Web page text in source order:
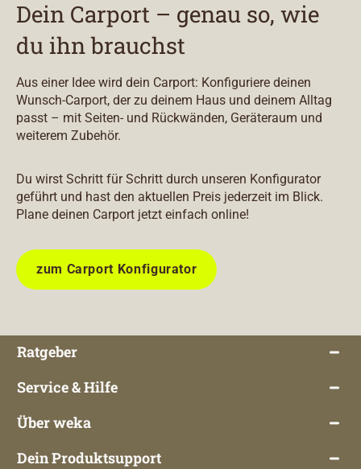
Dein Carport – genau so, wie
du ihn brauchst
Aus einer Idee wird dein Carport: Konfiguriere deinen
Wunsch-Carport, der zu deinem Haus und deinem Alltag
passt – mit Seiten- und Rückwänden, Geräteraum und
weiterem Zubehör.
Du wirst Schritt für Schritt durch unseren Konfigurator
geführt und hast den aktuellen Preis jederzeit im Blick.
Plane deinen Carport jetzt einfach online!
zum Carport Konfigurator
Ratgeber
Service & Hilfe
Über weka
Dein Produktsupport